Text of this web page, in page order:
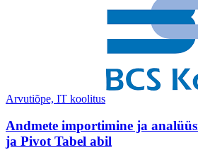
Arvutiõpe, IT koolitus
Andmete importimine ja
ja Pivot Tabel abil